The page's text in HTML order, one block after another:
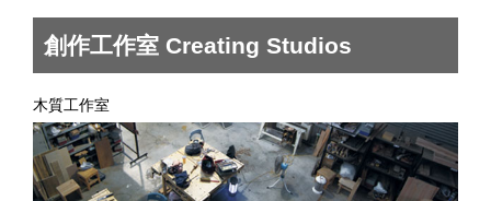
創作工作室 Creating Studios
木質工作室